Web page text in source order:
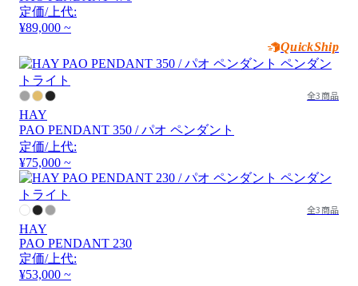
定価/上代:
¥89,000 ~
QuickShip
全3商品
HAY
PAO PENDANT 350 / パオ ペンダント
定価/上代:
¥75,000 ~
全3商品
HAY
PAO PENDANT 230
定価/上代:
¥53,000 ~